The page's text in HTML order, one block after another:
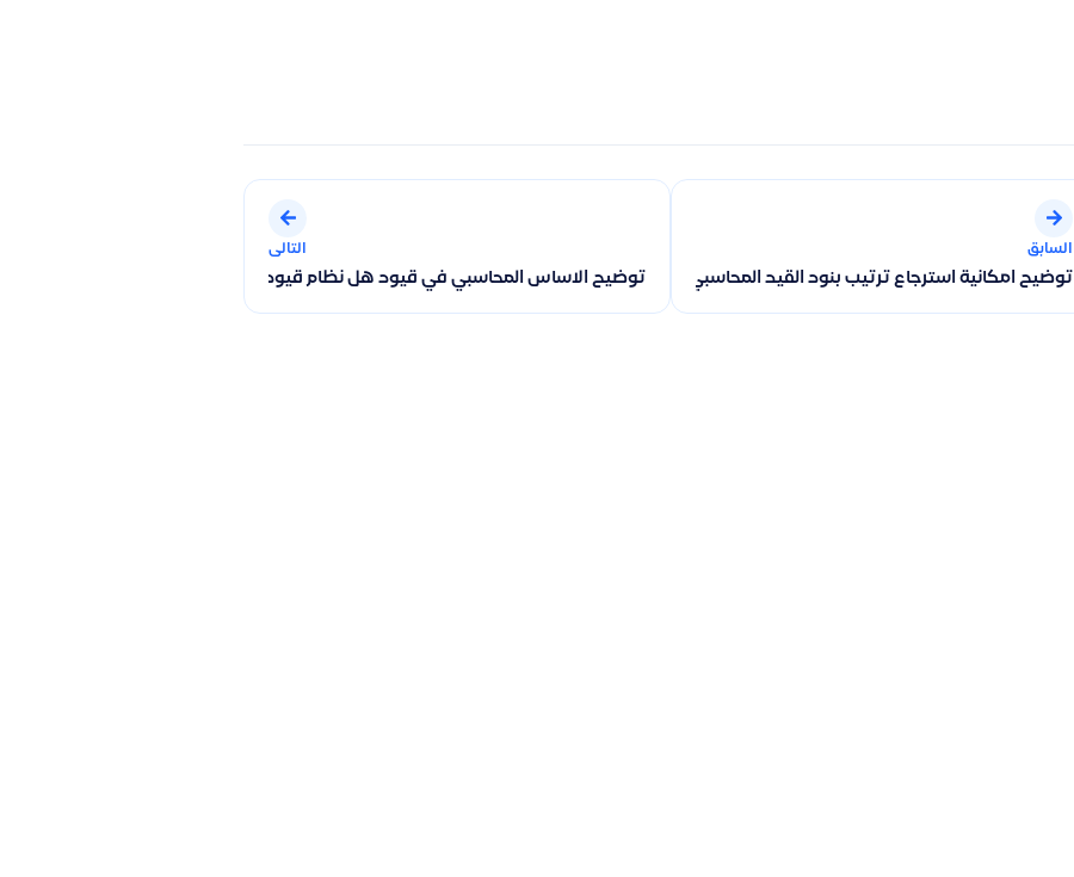
السابق
توضيح امكانية استرجاع ترتيب بنود القيد المحاسبي اليدوي بعد الحفظ وإمكانية تعديله
التالى
توضيح الاساس المحاسبي في قيود هل نظام قيود على الاساس النقدي ام اساس